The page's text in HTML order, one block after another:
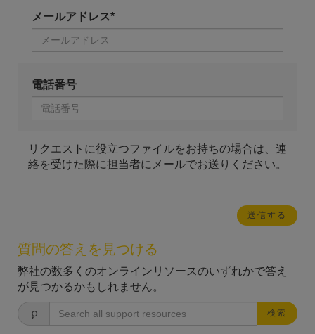
メールアドレス*
電話番号
リクエストに役立つファイルをお持ちの場合は、連
絡を受けた際に担当者にメールでお送りください。
質問の答えを見つける
弊社の数多くのオンラインリソースのいずれかで答え
が見つかるかもしれません。
検索